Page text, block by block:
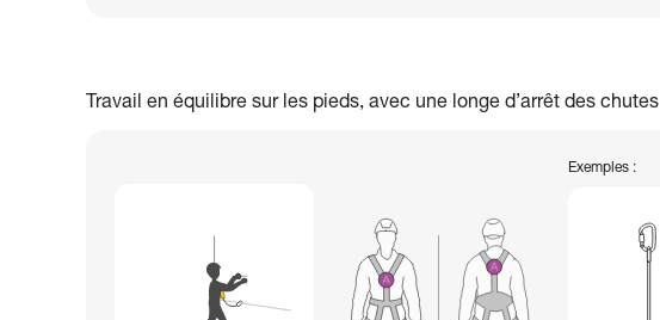
Travail en équilibre sur les pieds, avec une longe d’arrêt des chutes
Exemples :